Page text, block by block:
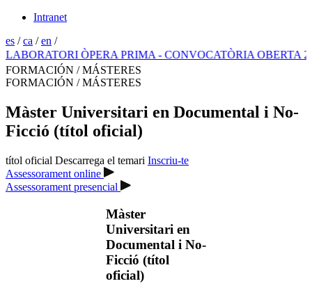
Intranet
es /ca /en /
ÒPERA PRIMA - CONVOCATÒRIA OBERTA 2026
FORMACIÓN / MÁSTERES
FORMACIÓN / MÁSTERES
Màster Universitari en Documental i No-
Ficció (títol oficial)
títol oficial Descarrega el temari Inscriu-te
Assessorament online
Assessorament presencial
Màster
Universitari en
Documental i No-
Ficció (títol
oficial)